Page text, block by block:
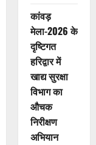
कांवड़
मेला-2026 के
दृष्टिगत
हरिद्वार में
खाद्य सुरक्षा
विभाग का
औचक
निरीक्षण
अभियान